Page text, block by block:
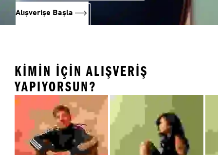
Alışverişe Başla
KİMİN İÇİN ALIŞVERİŞ
YAPIYORSUN?